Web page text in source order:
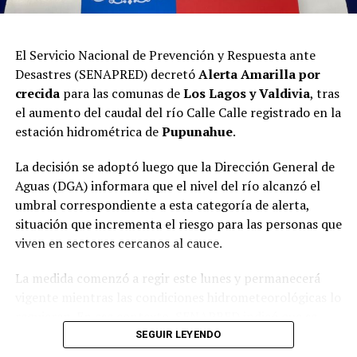
monitoreo constante de los cursos de agua en puntos
posibles emergencias, la habilitación de rutas
alternativas para el tránsito, evitar desplazamientos que
no sean necesarios y, de ser pertinente, efectuar el
traslado preventivo de personas en situación de
vulnerabilidad hacia lugares seguros.
Post Views: 3
El Servicio Nacional de Prevención y Respuesta ante
Desastres (SENAPRED) decretóAlerta Amarilla por
crecidapara las comunas deLos Lagos y Valdivia, tras
el aumento del caudal del río Calle Calle registrado en la
estación hidrométrica dePupunahue.
La decisión se adoptó luego que la Dirección General de
Aguas (DGA) informara que el nivel del río alcanzó el
umbral correspondiente a esta categoría de alerta,
situación que incrementa el riesgo para las personas que
viven en sectores cercanos al cauce.
La medida comenzó a regir este lunes y permanecerá
reforzará el monitoreo permanente del
SEGUIR LEYENDO